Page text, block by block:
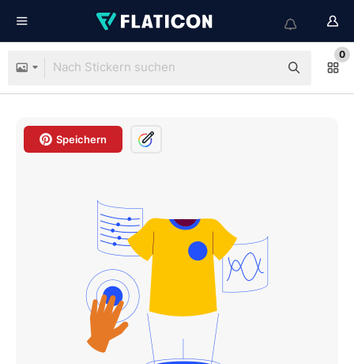
0
Speichern